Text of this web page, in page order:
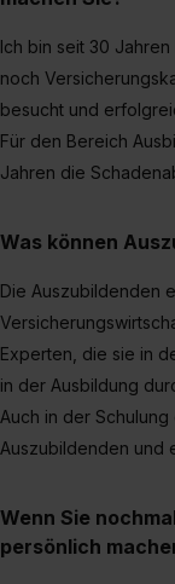
Ich bin seit 30
noch
besucht und
Für den Bereich
Jahren die
Was können
Die Auszubildenden
Experten, die sie in
in der Ausbildung
Auch in der
Auszubildenden und
Wenn Sie
persönlich